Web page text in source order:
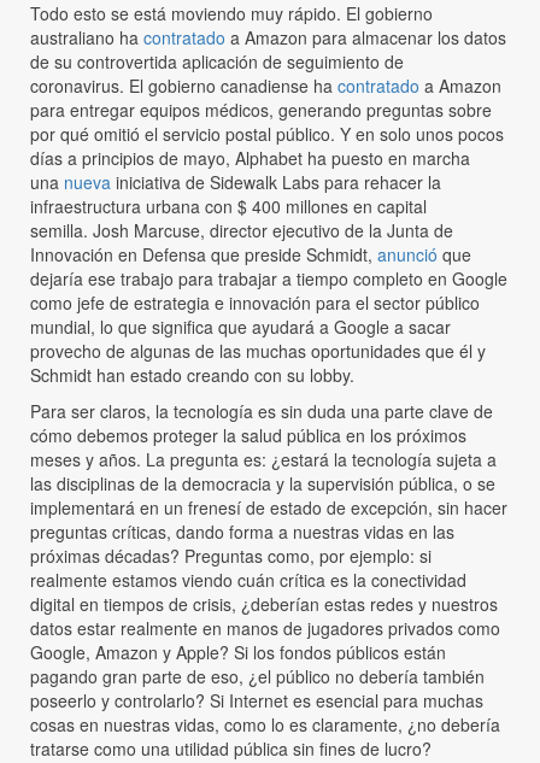
Todo esto se está moviendo muy rápido. El gobierno
australiano ha contratado a Amazon para almacenar los datos
de su controvertida aplicación de seguimiento de
coronavirus. El gobierno canadiense ha contratado a Amazon
para entregar equipos médicos, generando preguntas sobre
por qué omitió el servicio postal público. Y en solo unos pocos
días a principios de mayo, Alphabet ha puesto en marcha
una nueva iniciativa de Sidewalk Labs para rehacer la
infraestructura urbana con $ 400 millones en capital
semilla. Josh Marcuse, director ejecutivo de la Junta de
Innovación en Defensa que preside Schmidt, anunció que
dejaría ese trabajo para trabajar a tiempo completo en Google
como jefe de estrategia e innovación para el sector público
mundial, lo que significa que ayudará a Google a sacar
provecho de algunas de las muchas oportunidades que él y
Schmidt han estado creando con su lobby.
Para ser claros, la tecnología es sin duda una parte clave de
cómo debemos proteger la salud pública en los próximos
meses y años. La pregunta es: ¿estará la tecnología sujeta a
las disciplinas de la democracia y la supervisión pública, o se
implementará en un frenesí de estado de excepción, sin hacer
preguntas críticas, dando forma a nuestras vidas en las
próximas décadas? Preguntas como, por ejemplo: si
realmente estamos viendo cuán crítica es la conectividad
digital en tiempos de crisis, ¿deberían estas redes y nuestros
datos estar realmente en manos de jugadores privados como
Google, Amazon y Apple? Si los fondos públicos están
pagando gran parte de eso, ¿el público no debería también
poseerlo y controlarlo? Si Internet es esencial para muchas
cosas en nuestras vidas, como lo es claramente, ¿no debería
tratarse como una utilidad pública sin fines de lucro?